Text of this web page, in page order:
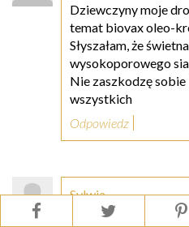
Dziewczyny moje
temat biovax oleo-
Słyszałam, że
wysokoporowego
Nie zaszkodzę
wszystkich
Odpowiedz
Sylwia
Natalko, proste